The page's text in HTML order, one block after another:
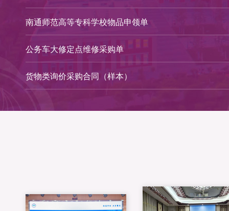
南通师范高等专科学校物品申领单
公务车大修定点维修采购单
货物类询价采购合同（样本）